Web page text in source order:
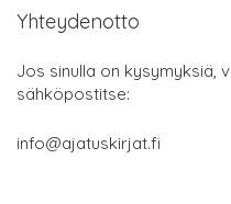
Yhteydenotto
Jos sinulla on kysymyksiä,
sähköpostitse:
info@ajatuskirjat.fi